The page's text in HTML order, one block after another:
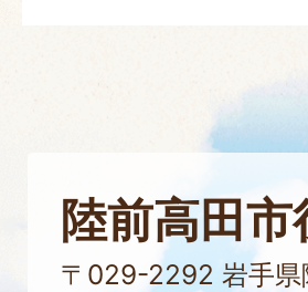
陸前高田市
〒029-2292 岩手県